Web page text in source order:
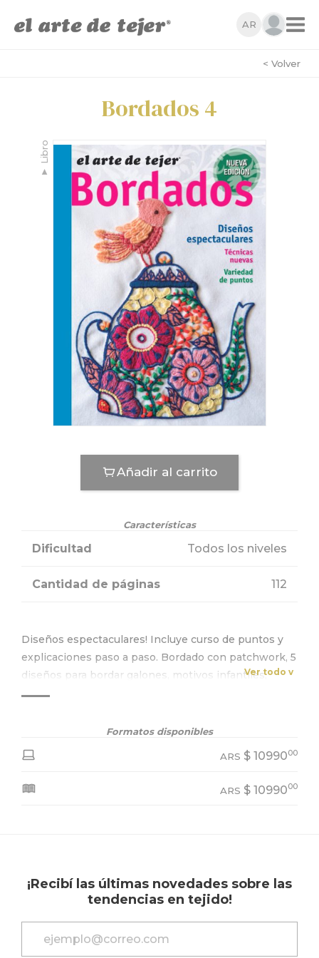
AR
< Volver
Bordados 4
▼
Libro
Añadir al carrito
Características
Dificultad Todos los niveles
Cantidad de páginas 112
Diseños espectaculares! Incluye curso de puntos y
explicaciones paso a paso. Bordado con patchwork, 5
diseños para bordar galones, motivos infantiles,
flores con lana, mix de hilo y pintura, hierbas,
flores y bordados sobre pañolenci.
Ver todo v
Formatos disponibles
ARS $ 1099000
ARS $ 1099000
¡Recibí las últimas novedades sobre las
tendencias en tejido!